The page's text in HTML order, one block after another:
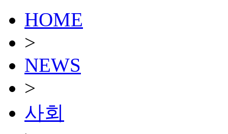
HOME
>
NEWS
>
사회